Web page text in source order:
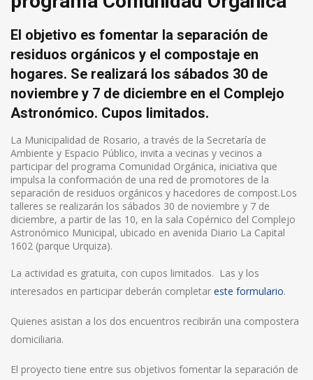
El objetivo es fomentar la separación de
residuos orgánicos y el compostaje en
hogares. Se realizará los sábados 30 de
noviembre y 7 de diciembre en el Complejo
Astronómico. Cupos limitados.
La Municipalidad de Rosario, a través de la Secretaría de
Ambiente y Espacio Público, invita a vecinas y vecinos a
participar del programa Comunidad Orgánica, iniciativa que
impulsa la conformación de una red de promotores de la
separación de residuos orgánicos y hacedores de compost.Los
talleres se realizarán los sábados 30 de noviembre y 7 de
diciembre, a partir de las 10, en la sala Copérnico del Complejo
Astronómico Municipal, ubicado en avenida Diario La Capital
1602 (parque Urquiza).
La actividad es gratuita, con cupos limitados. Las y los
interesados en participar deberán completar este formulario.
Quienes asistan a los dos encuentros recibirán una compostera
domiciliaria.
El proyecto tiene entre sus objetivos fomentar la separación de